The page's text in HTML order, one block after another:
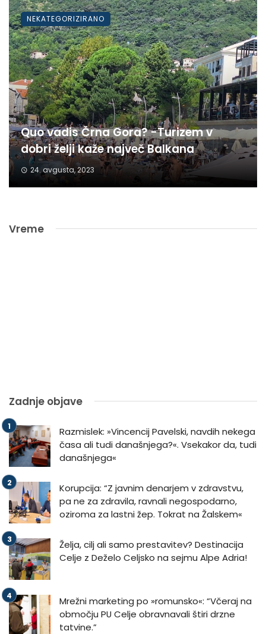
Quo vadis Črna Gora? -Turizem v
dobri želji kaže največ Balkana
24. avgusta, 2023
NEKATEGORIZIRANO
Vreme
Zadnje objave
Razmislek: »Vincencij Pavelski, navdih nekega
časa ali tudi današnjega?«. Vsekakor da, tudi
današnjega«
Korupcija: “Z javnim denarjem v zdravstvu,
pa ne za zdravila, ravnali negospodarno,
oziroma za lastni žep. Tokrat na Žalskem«
Želja, cilj ali samo prestavitev? Destinacija
Celje z Deželo Celjsko na sejmu Alpe Adria!
Mrežni marketing po »romunsko«: “Včeraj na
območju PU Celje obravnavali štiri drzne
tatvine.”